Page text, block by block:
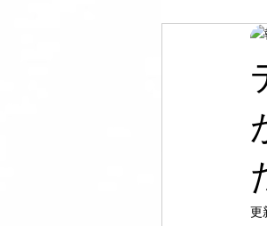
芸能関係
美脚になる
更